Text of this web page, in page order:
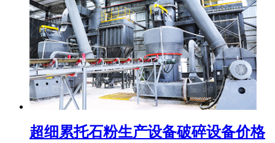
超细累托石粉生产设备破碎设备价格